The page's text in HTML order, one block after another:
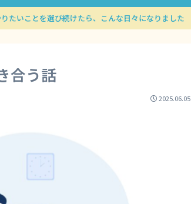
たいことを選び続けたら、こんな日々になりました
合う話
2025.06.05